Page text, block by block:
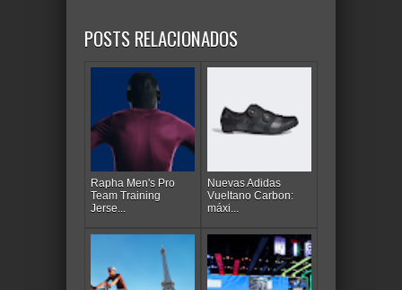
POSTS RELACIONADOS
Rapha Men's Pro
Team Training
Jerse...
Nuevas Adidas
Vueltano Carbon:
máxi...